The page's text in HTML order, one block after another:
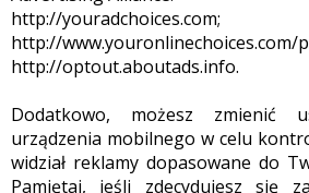
http://youradchoices.com;
http://www.youronlinechoices.com/
http://optout.aboutads.info.
Dodatkowo, możesz zmienić
urządzenia mobilnego w celu
widział reklamy dopasowane do
Pamiętaj, jeśli zdecydujesz się